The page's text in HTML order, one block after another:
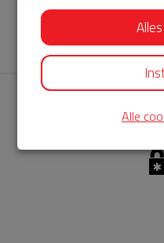
komende jaren. AED360-
levering en het
Alle